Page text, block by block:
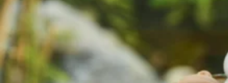
NEW OPEN
SERIES
CULTURE